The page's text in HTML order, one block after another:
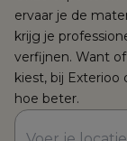
ervaar je de
krijg je
verfijnen. Want
kiest, bij
hoe beter.